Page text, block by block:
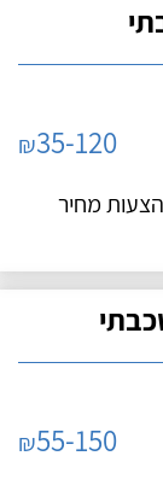
₪35-120
₪55-150